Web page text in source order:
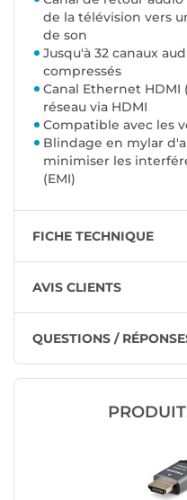
de la télévision vers
de son
Jusqu'à 32 canaux
compressés
Canal Ethernet HDMI
réseau via HDMI
Compatible avec les
Blindage en mylar
minimiser les
(EMI)
FICHE TECHNIQUE
AVIS CLIENTS
QUESTIONS /